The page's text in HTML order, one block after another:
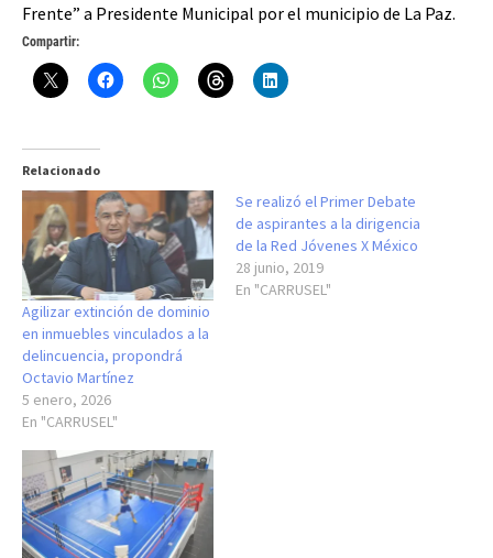
Frente” a Presidente Municipal por el municipio de La Paz.
Compartir:
Relacionado
Agilizar extinción de dominio
en inmuebles vinculados a la
delincuencia, propondrá
Octavio Martínez
5 enero, 2026
En "CARRUSEL"
Se realizó el Primer Debate
de aspirantes a la dirigencia
de la Red Jóvenes X México
28 junio, 2019
En "CARRUSEL"